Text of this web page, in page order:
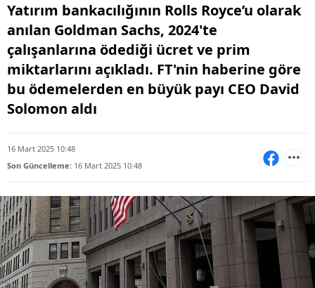
Yatırım bankacılığının Rolls Royce’u olarak
anılan Goldman Sachs, 2024'te
çalışanlarına ödediği ücret ve prim
miktarlarını açıkladı. FT'nin haberine göre
bu ödemelerden en büyük payı CEO David
Solomon aldı
16 Mart 2025 10:48
Son Güncelleme: 16 Mart 2025 10:48